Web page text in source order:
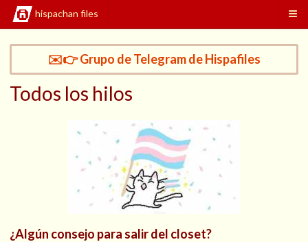
hispachan files
✉️👉 Grupo de Telegram de Hispafiles
Todos los hilos
¿Algún consejo para salir del closet?